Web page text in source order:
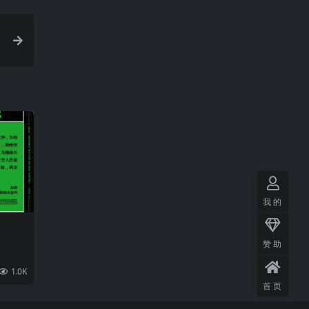
1.0K
我的
赞助
首页